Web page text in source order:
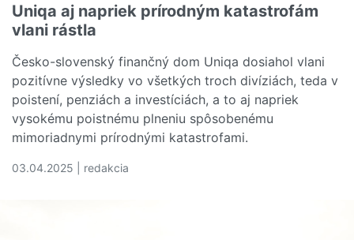
Uniqa aj napriek prírodným katastrofám
vlani rástla
Česko-slovenský finančný dom Uniqa dosiahol vlani
pozitívne výsledky vo všetkých troch divíziách, teda v
poistení, penziách a investíciách, a to aj napriek
vysokému poistnému plneniu spôsobenému
mimoriadnymi prírodnými katastrofami.
03.04.2025 | redakcia